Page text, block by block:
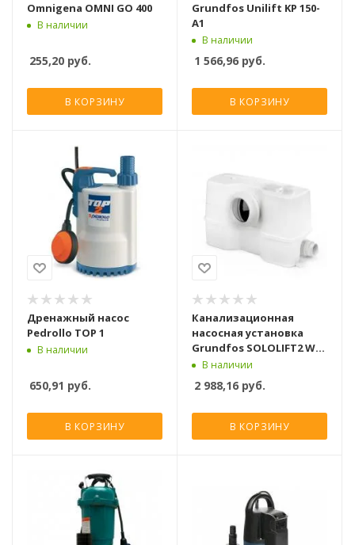
Omnigena OMNI GO 400
В наличии
255,20 руб.
В КОРЗИНУ
Grundfos Unilift KP 150-
A1
В наличии
1 566,96 руб.
В КОРЗИНУ
Дренажный насос
Pedrollo TOP 1
В наличии
650,91 руб.
В КОРЗИНУ
Канализационная
насосная установка
Grundfos SOLOLIFT2 WC-
3 В наличии
2 988,16 руб.
В КОРЗИНУ